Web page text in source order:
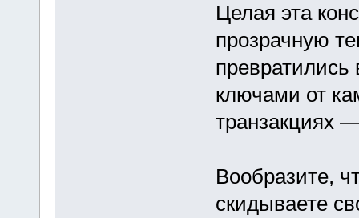
Целая эта
прозрачную
ключами от
транзакциях
Вообразите,
скидываете